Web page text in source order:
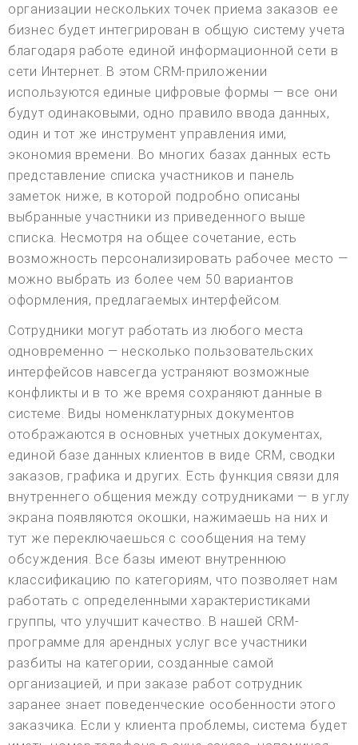
организации нескольких точек приема заказов ее
бизнес будет интегрирован в общую систему учета
благодаря работе единой информационной сети в
сети Интернет. В этом CRM-приложении
используются единые цифровые формы — все они
будут одинаковыми, одно правило ввода данных,
один и тот же инструмент управления ими,
экономия времени. Во многих базах данных есть
представление списка участников и панель
заметок ниже, в которой подробно описаны
выбранные участники из приведенного выше
списка. Несмотря на общее сочетание, есть
возможность персонализировать рабочее место —
можно выбрать из более чем 50 вариантов
оформления, предлагаемых интерфейсом.
Сотрудники могут работать из любого места
одновременно — несколько пользовательских
интерфейсов навсегда устраняют возможные
конфликты и в то же время сохраняют данные в
системе. Виды номенклатурных документов
отображаются в основных учетных документах,
единой базе данных клиентов в виде CRM, сводки
заказов, графика и других. Есть функция связи для
внутреннего общения между сотрудниками — в углу
экрана появляются окошки, нажимаешь на них и
тут же переключаешься с сообщения на тему
обсуждения. Все базы имеют внутреннюю
классификацию по категориям, что позволяет нам
работать с определенными характеристиками
группы, что улучшит качество. В нашей CRM-
программе для арендных услуг все участники
разбиты на категории, созданные самой
организацией, и при заказе работ сотрудник
заранее знает поведенческие особенности этого
заказчика. Если у клиента проблемы, система будет